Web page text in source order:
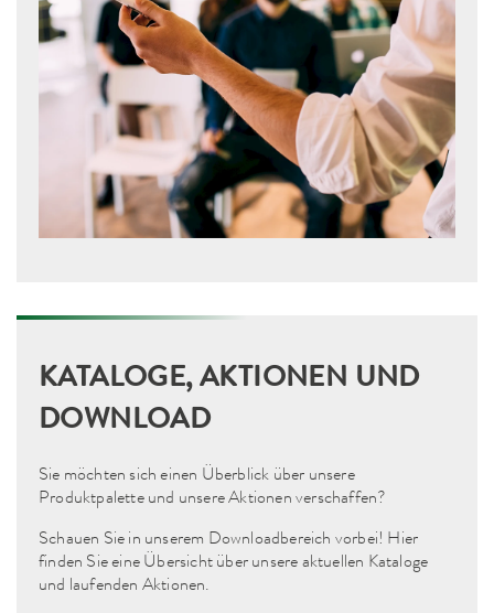
KATALOGE, AKTIONEN UND
DOWNLOAD
Sie möchten sich einen Überblick über unsere
Produktpalette und unsere Aktionen verschaffen?
Schauen Sie in unserem Downloadbereich vorbei! Hier
finden Sie eine Übersicht über unsere aktuellen Kataloge
und laufenden Aktionen.